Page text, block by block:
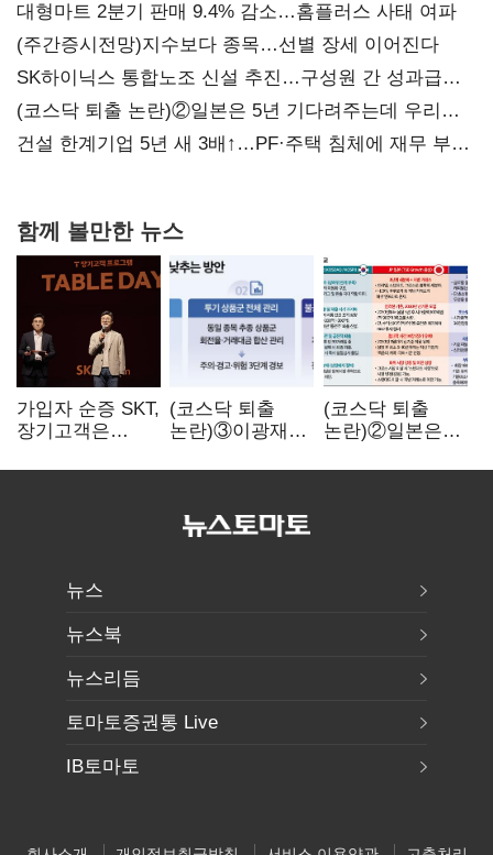
대형마트 2분기 판매 9.4% 감소…홈플러스 사태 여파
(주간증시전망)지수보다 종목…선별 장세 이어진다
SK하이닉스 통합노조 신설 추진…구성원 간 성과급
불만 확산
(코스닥 퇴출 논란)②일본은 5년 기다려주는데 우리는
당장 퇴출?…시간만으론 부족한 코스닥 구하기
건설 한계기업 5년 새 3배↑…PF·주택 침체에 재무 부담
함께 볼만한 뉴스
가입자 순증 SKT,
장기고객은
챙긴다
(코스닥 퇴출
논란)③이광재
자동차 없애지는
(코스닥 퇴출
논란)②일본은
기다려주는데
뉴스
뉴스북
뉴스리듬
토마토증권통 Live
IB토마토